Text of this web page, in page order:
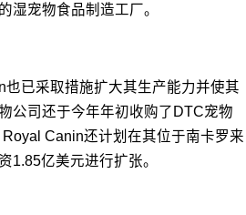
湿宠物食品制造工厂。
已采取措施扩大其生产能力并使其
公司还于今年年初收购了DTC宠物
Canin还计划在其位于南卡罗来
1.85亿美元进行扩张。